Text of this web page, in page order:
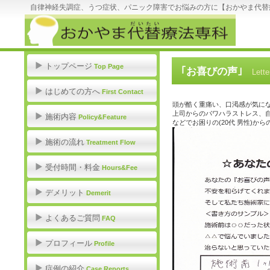
自律神経失調症、うつ症状、パニック障害でお悩みの方に【おかやま代
｢お喜びの声｣
頭が酷く重痛い、口渇感が気に
上司からのパワハラストレス
などでお困りの(20代 男性)から
トップページ Top Page
はじめての方へ First Contact
施術内容 Policy&Feature
施術の流れ Treatment Flow
受付時間・料金 Hours&Fee
デメリット Demerit
よくあるご質問 FAQ
プロフィール Profile